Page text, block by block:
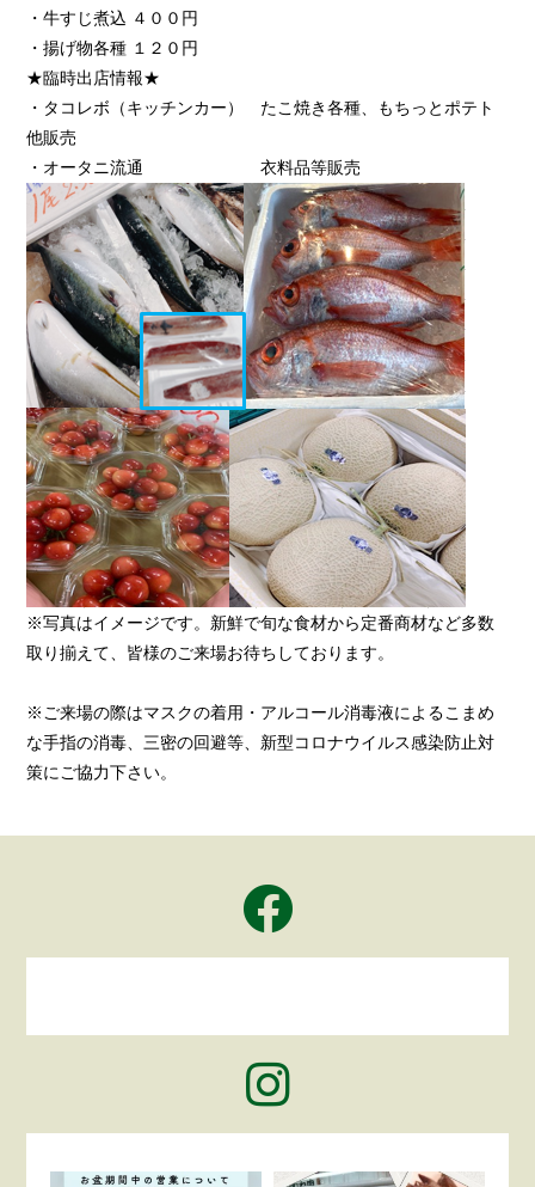
・牛すじ煮込 ４００円
・揚げ物各種 １２０円
★臨時出店情報★
・タコレボ（キッチンカー） たこ焼き各種、もちっとポテト
他販売
・オータニ流通 衣料品等販売
※写真はイメージです。新鮮で旬な食材から定番商材など多数
取り揃えて、皆様のご来場お待ちしております。
※ご来場の際はマスクの着用・アルコール消毒液によるこまめ
な手指の消毒、三密の回避等、新型コロナウイルス感染防止対
策にご協力下さい。